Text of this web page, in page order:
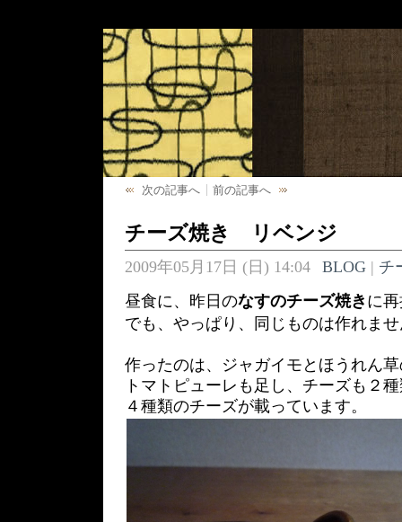
次の記事へ 前の記事へ
チーズ焼き リベンジ
2009年05月17日 (日) 14:04 BLOG| チ
昼食に、昨日のなすのチーズ焼き に
でも、やっぱり、同じものは作れま
作ったのは、ジャガイモとほうれん
トマトピューレも足し、チーズも２
４種類のチーズが載っています。